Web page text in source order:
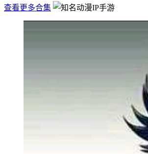
查看更多合集